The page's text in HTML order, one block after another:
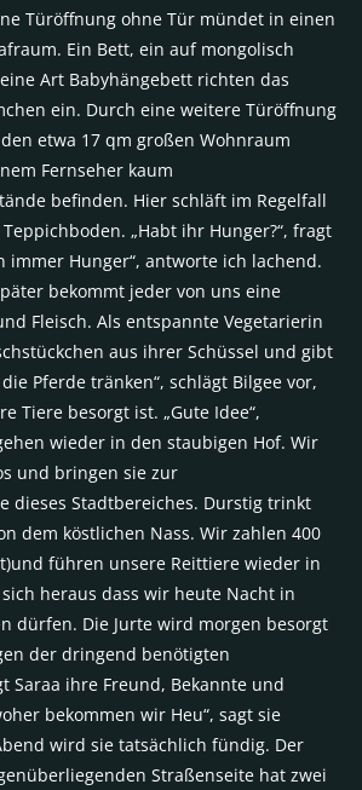
Türöffnung ohne Tür mündet in einen
Ein Bett, ein auf mongolisch
Art Babyhängebett richten das
ein. Durch eine weitere Türöffnung
etwa 17 qm großen Wohnraum
Fernseher kaum
befinden. Hier schläft im Regelfall
„Habt ihr Hunger?“, fragt
immer Hunger“, antworte ich lachend.
bekommt jeder von uns eine
Fleisch. Als entspannte Vegetarierin
aus ihrer Schüssel und gibt
Pferde tränken“, schlägt Bilgee vor,
Tiere besorgt ist. „Gute Idee“,
wieder in den staubigen Hof. Wir
und bringen sie zur
dieses Stadtbereiches. Durstig trinkt
dem köstlichen Nass. Wir zahlen 400
führen unsere Reittiere wieder in
heraus dass wir heute Nacht in
dürfen. Die Jurte wird morgen besorgt
der dringend benötigten
Saraa ihre Freund, Bekannte und
bekommen wir Heu“, sagt sie
wird sie tatsächlich fündig. Der
Straßenseite hat zwei